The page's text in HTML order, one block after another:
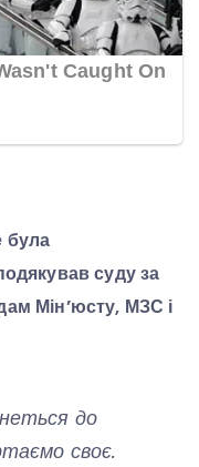
була
суду за
Мін’юсту, МЗС і
до
своє.